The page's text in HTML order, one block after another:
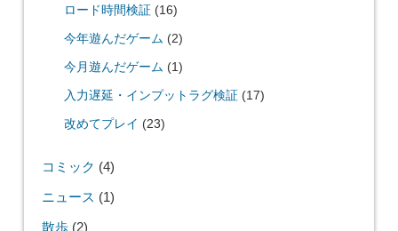
ロード時間検証 (16)
今年遊んだゲーム (2)
今月遊んだゲーム (1)
入力遅延・インプットラグ検証 (17)
改めてプレイ (23)
コミック (4)
ニュース (1)
散歩(2)